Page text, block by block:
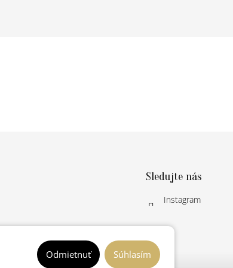
Odmietnuť Súhlasím
Sledujte nás
Instagram